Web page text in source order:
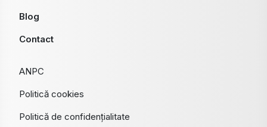
Blog
Contact
ANPC
Politică cookies
Politică de confidențialitate